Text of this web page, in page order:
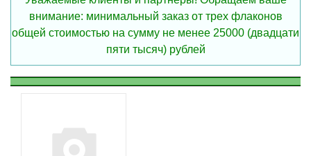
внимание: минимальный заказ от трех флаконов
общей стоимостью на сумму не менее 25000 (двадцати
пяти тысяч) рублей